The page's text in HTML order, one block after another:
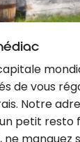
de vous
Notre
petit resto